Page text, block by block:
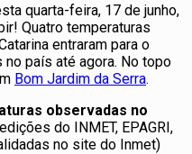
quarta-feira, 17 de junho,
Quatro temperaturas
entraram para o
país até agora. No topo
Bom Jardim da Serra.
observadas no
do INMET, EPAGRI,
no site do Inmet)